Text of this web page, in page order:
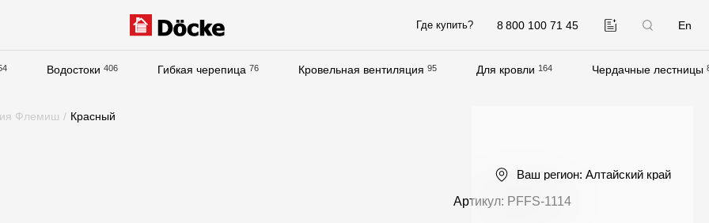
8 800 100 71 45 En
Где купить?
Водостоки 406 Гибкая черепица 76 Кровельная вентиляция 95 Для кровли 164 Чердачные лестницы
Флемиш / Красный
Артикул: PFFS-1114
Ваш регион: Алтайский край